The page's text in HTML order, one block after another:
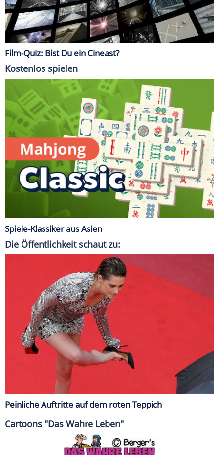
Film-Quiz: Bist Du ein Cineast?
Kostenlos spielen
Spiele-Klassiker aus Asien
Die Öffentlichkeit schaut zu:
Peinliche Auftritte auf dem roten Teppich
Cartoons "Das Wahre Leben"